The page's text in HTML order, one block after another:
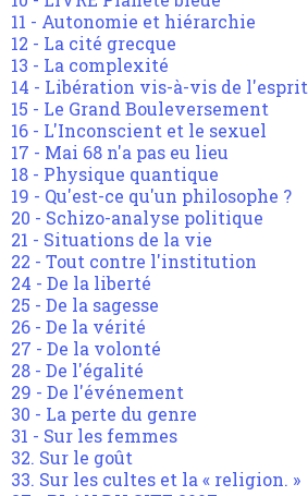
11 - Autonomie et hiérarchie
12 - La cité grecque
13 - La complexité
14 - Libération vis-à-vis de l'esprit
15 - Le Grand Bouleversement
16 - L'Inconscient et le sexuel
17 - Mai 68 n'a pas eu lieu
18 - Physique quantique
19 - Qu'est-ce qu'un philosophe ?
20 - Schizo-analyse politique
21 - Situations de la vie
22 - Tout contre l'institution
24 - De la liberté
25 - De la sagesse
26 - De la vérité
27 - De la volonté
28 - De l'égalité
29 - De l'événement
30 - La perte du genre
31 - Sur les femmes
32. Sur le goût
33. Sur les cultes et la « religion. »